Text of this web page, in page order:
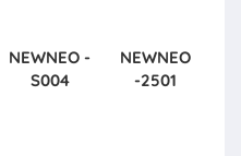
NEWNEO -
S004
NEWNEO
-2501